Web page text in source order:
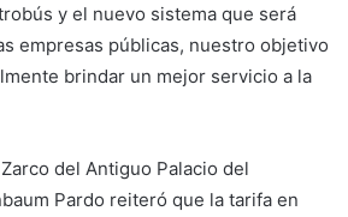
y el nuevo sistema que será
empresas públicas, nuestro objetivo
brindar un mejor servicio a la
del Antiguo Palacio del
Pardo reiteró que la tarifa en